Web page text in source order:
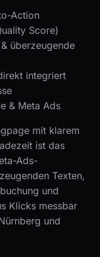
Action
Score)
überzeugende
integriert
& Meta Ads
mit klarem
ist das
Ads-
Texten,
und
Klicks messbar
und